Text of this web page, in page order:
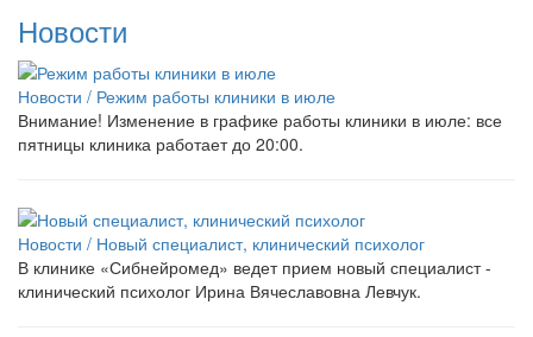
Новости
Новости / Режим работы клиники в июле
Внимание! Изменение в графике работы клиники в июле: все
пятницы клиника работает до 20:00.
Новости / Новый специалист, клинический психолог
В клинике «Сибнейромед» ведет прием новый специалист -
клинический психолог Ирина Вячеславовна Левчук.